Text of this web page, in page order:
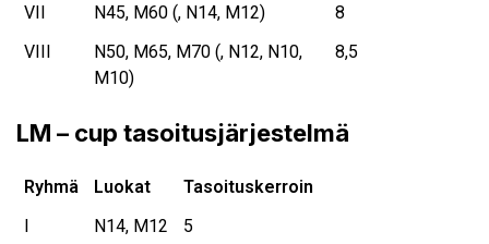
VII
N45, M60 (, N14, M12)
8
VIII
N50, M65, M70 (, N12, N10,
M10)
8,5
LM – cup tasoitusjärjestelmä
Ryhmä Luokat
Tasoituskerroin
I
N14, M12
5